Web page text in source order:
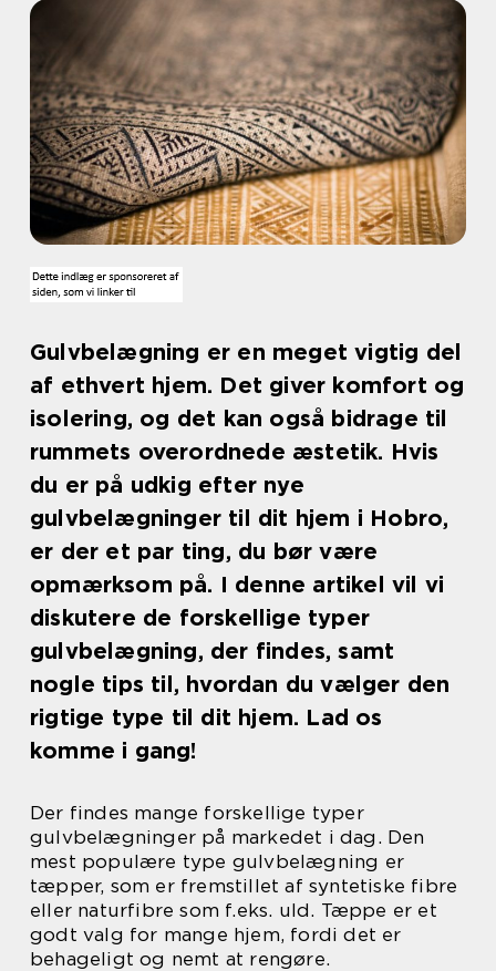
Gulvbelægning er en meget vigtig del
af ethvert hjem. Det giver komfort og
isolering, og det kan også bidrage til
rummets overordnede æstetik. Hvis
du er på udkig efter nye
gulvbelægninger til dit hjem i Hobro,
er der et par ting, du bør være
opmærksom på. I denne artikel vil vi
diskutere de forskellige typer
gulvbelægning, der findes, samt
nogle tips til, hvordan du vælger den
rigtige type til dit hjem. Lad os
komme i gang!
Der findes mange forskellige typer
gulvbelægninger på markedet i dag. Den
mest populære type gulvbelægning er
tæpper, som er fremstillet af syntetiske fibre
eller naturfibre som f.eks. uld. Tæppe er et
godt valg for mange hjem, fordi det er
behageligt og nemt at rengøre.